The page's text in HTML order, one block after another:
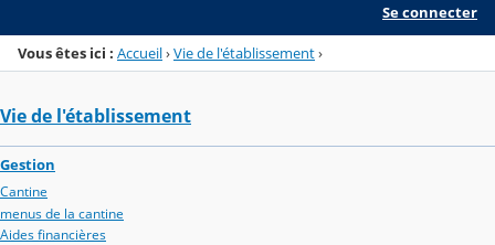
Se connecter
Vous êtes ici : Accueil›Vie de l'établissement›
Vie de l'établissement
Gestion
Cantine
menus de la cantine
Aides financières